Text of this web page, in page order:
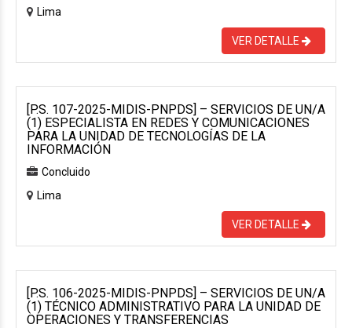
Lima
VER DETALLE
[P.S. 107-2025-MIDIS-PNPDS] – SERVICIOS DE UN/A
(1) ESPECIALISTA EN REDES Y COMUNICACIONES
PARA LA UNIDAD DE TECNOLOGÍAS DE LA
INFORMACIÓN
Concluido
Lima
VER DETALLE
[P.S. 106-2025-MIDIS-PNPDS] – SERVICIOS DE UN/A
(1) TÉCNICO ADMINISTRATIVO PARA LA UNIDAD DE
OPERACIONES Y TRANSFERENCIAS